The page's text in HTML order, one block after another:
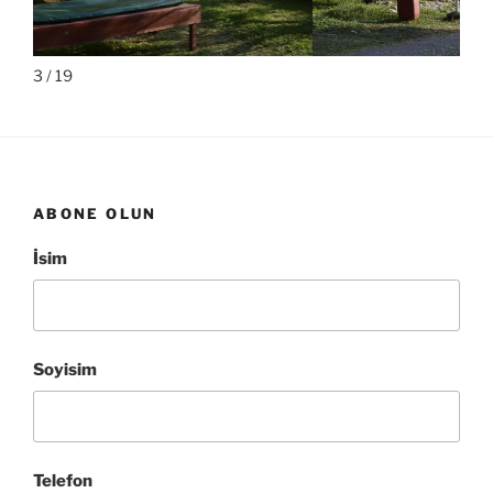
3 / 19
ABONE OLUN
İsim
Soyisim
Telefon